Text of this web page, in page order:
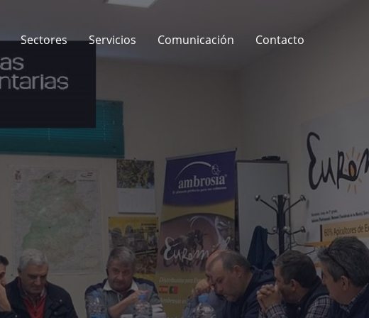
Sectores Servicios Comunicación Contacto